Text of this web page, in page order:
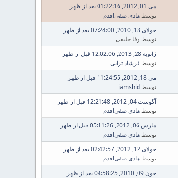
می 01, 2012, 01:22:16 بعد از ظهر
توسطهادی صفی‌اقدم
جولای 18, 2010, 07:24:00 بعد از ظهر
توسط وفا خلیقی
ژانویه 28, 2013, 12:02:06 قبل از ظهر
توسط فرشاد ترابی
می 18, 2012, 11:24:55 قبل از ظهر
توسطjamshid
آگوست 04, 2012, 12:21:48 قبل از ظهر
توسطهادی صفی‌اقدم
مارس 06, 2012, 05:11:26 قبل از ظهر
توسطهادی صفی‌اقدم
جولای 12, 2012, 02:42:57 بعد از ظهر
توسطهادی صفی‌اقدم
جون 09, 2010, 04:58:25 بعد از ظهر